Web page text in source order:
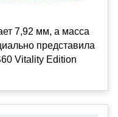
7,92 мм, а масса
представила
Vitality Edition